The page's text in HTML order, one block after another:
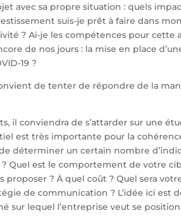
avec sa propre situation : quels
suis-je prêt à faire dans
? Ai-je les compétences pour cette
de nos jours : la mise en place
19 ?
de tenter de répondre de la
il conviendra de s’attarder sur une
est très importante pour la
déterminer un certain nombre
Quel est le comportement de votre
? À quel coût ? Quel sera
de communication ? L’idée ici est
sur lequel l’entreprise veut se